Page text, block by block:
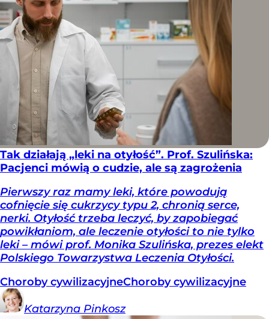
Tak działają „leki na otyłość”. Prof. Szulińska:
Pacjenci mówią o cudzie, ale są zagrożenia
Pierwszy raz mamy leki, które powodują
cofnięcie się cukrzycy typu 2, chronią serce,
nerki. Otyłość trzeba leczyć, by zapobiegać
powikłaniom, ale leczenie otyłości to nie tylko
leki – mówi prof. Monika Szulińska, prezes elekt
Polskiego Towarzystwa Leczenia Otyłości.
Choroby cywilizacyjneChoroby cywilizacyjne
Katarzyna Pinkosz